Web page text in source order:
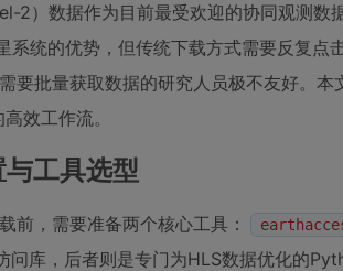
2）数据作为目前最受欢迎的协同观测数
系统的优势，但传统下载方式需要反复点
批量获取数据的研究人员极不友好。本
效工作流。
与工具选型
前，需要准备两个核心工具：
问库，后者则是专门为HLS数据优化的